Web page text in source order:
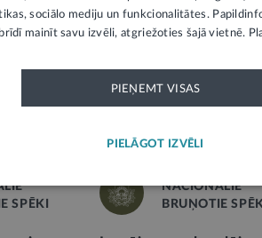
Saeimas
drošība
Stājas
Pirms nedēļas,
SPĒKI
NACIONĀLIE
BRUŅOTIE
sociālo mediju un funkcionalitātes.
mainīt savu izvēli, atgriežoties šajā vietnē.
PIEŅEMT VISAS
PIELĀGOT IZVĒLI